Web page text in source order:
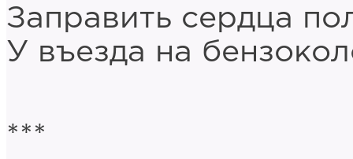
Заправить сердца
У въезда на
***